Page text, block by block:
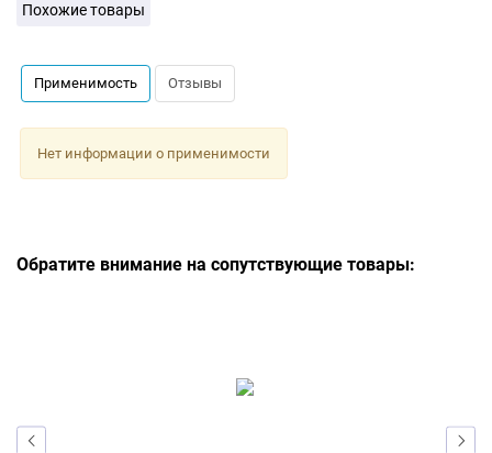
Похожие товары
Применимость Отзывы
Нет информации о применимости
Обратите внимание на сопутствующие товары: